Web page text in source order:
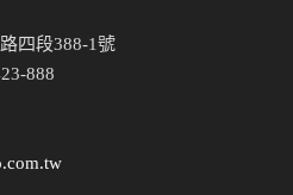
四段388-1號
888